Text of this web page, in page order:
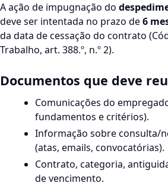
A ação de impugnação do
deve ser intentada no prazo de6
da data de cessação do contrato
Trabalho, art. 388.º, n.º 2).
Documentos que deve
Comunicações do
fundamentos e critérios).
Informação sobre consulta/
(atas, emails, convocatórias).
Contrato, categoria,
de vencimento.